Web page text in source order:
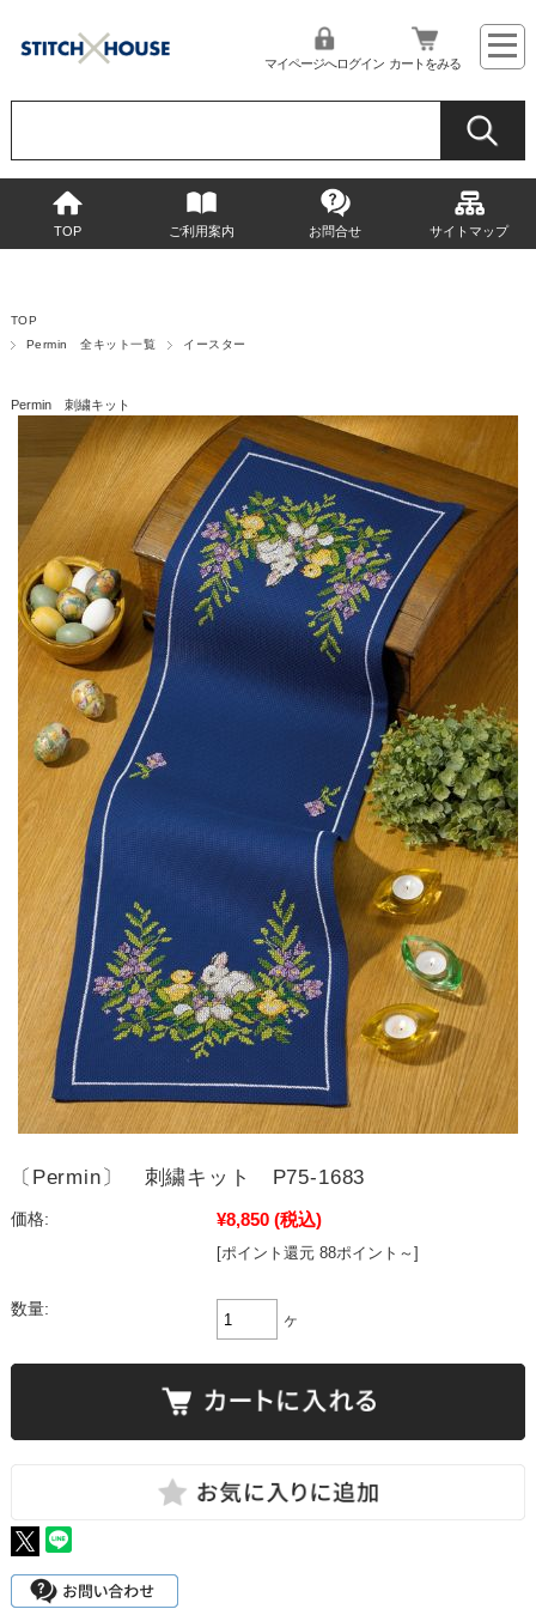
マイページへログイン カートをみる
TOP ご利用案内 お問合せ サイトマップ
TOP
Permin 全キット一覧
イースター
Permin 刺繍キット
〔Permin〕 刺繍キット P75-1683
価格: ¥8,850 (税込)
[ポイント還元 88ポイント～]
数量:
ヶ